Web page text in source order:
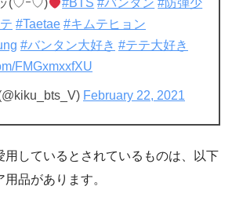
(♡ｰ♡)
#BTS #バンタン #防弾少
#Taetae #キムテヒョン
#バンタン大好き #テテ大好き
FMGxmxxfXU
February 22, 2021
用しているとされているものは、以下
品があります。